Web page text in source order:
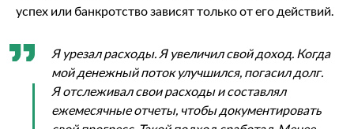
успех или банкротство зависят только от его действий.
Я урезал расходы. Я увеличил свой доход. Когда
мой денежный поток улучшился, погасил долг.
Я отслеживал свои расходы и составлял
ежемесячные отчеты, чтобы документировать